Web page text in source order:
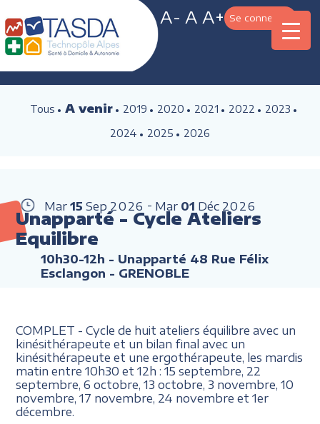
A- A A+ Se connecter
Tous A venir 2019 2020 2021 2022
2023
2024
2025 2026
Mar 15 Sep 2026 Mar 01 Déc 2026
Unapparté - Cycle Ateliers
Equilibre
10h30-12h - Unapparté 48 Rue Félix
Esclangon - GRENOBLE
COMPLET - Cycle de huit ateliers équilibre avec un
kinésithérapeute et un bilan final avec un
kinésithérapeute et une ergothérapeute, les mardis
matin entre 10h30 et 12h : 15 septembre, 22
septembre, 6 octobre, 13 octobre, 3 novembre, 10
novembre, 17 novembre, 24 novembre et 1er
décembre.